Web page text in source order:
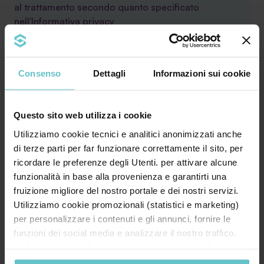
Consenso Dettagli Informazioni sui cookie
Questo sito web utilizza i cookie
Utilizziamo cookie tecnici e analitici anonimizzati anche
di terze parti per far funzionare correttamente il sito, per
ricordare le preferenze degli Utenti. per attivare alcune
funzionalità in base alla provenienza e garantirti una
fruizione migliore del nostro portale e dei nostri servizi.
Utilizziamo cookie promozionali (statistici e marketing)
per personalizzare i contenuti e gli annunci, fornire le
funzioni dei social media e analizzare il nostro traffico.
nostro sito ai nostri partner che si occupano di analisi dei
al trattamento secondo quanto specificato
nell'Informativa privacy
Leggi le ultime news